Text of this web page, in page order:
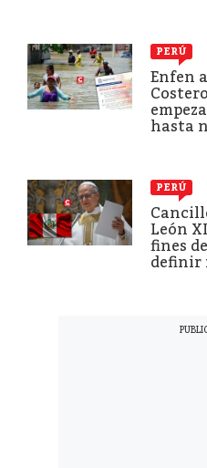
PERÚ
Enfen
hasta
PERÚ
León
fines
definir